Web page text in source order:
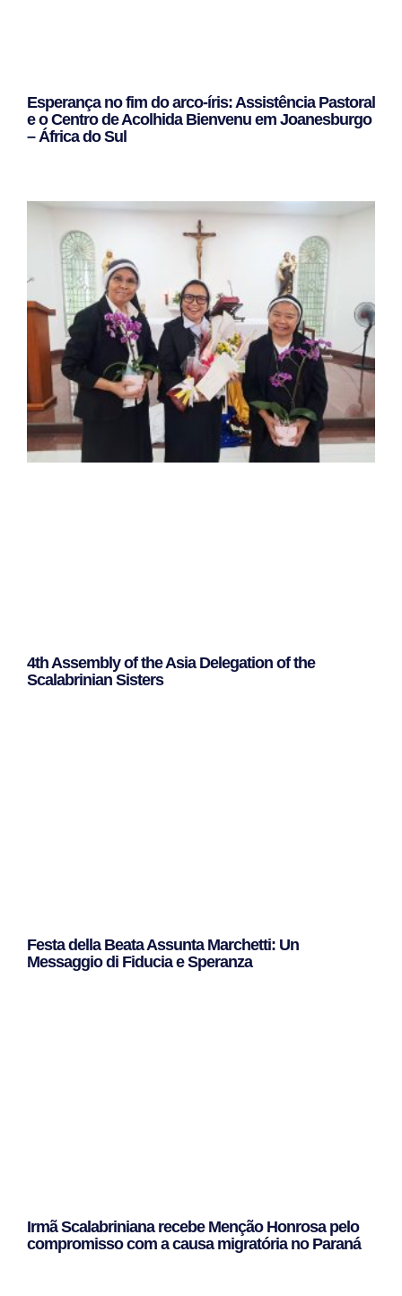
Esperança no fim do arco-íris: Assistência Pastoral
e o Centro de Acolhida Bienvenu em Joanesburgo
– África do Sul
4th Assembly of the Asia Delegation of the
Scalabrinian Sisters
Festa della Beata Assunta Marchetti: Un
Messaggio di Fiducia e Speranza
Irmã Scalabriniana recebe Menção Honrosa pelo
compromisso com a causa migratória no Paraná